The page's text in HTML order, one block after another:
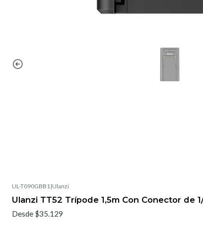
UL-T090GBB1 |Ulanzi
Ulanzi TT52 Trípode 1,5m Con Conector de
Desde $35.129